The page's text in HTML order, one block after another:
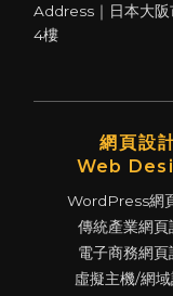
Address｜日本大阪
4樓
網頁設
Web
WordPress網
傳統產業網頁
電子商務網頁
虛擬主機/網